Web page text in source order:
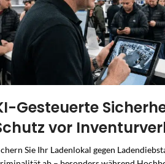
Gesteuerte
vor
Sie Ihr Ladenlokal gegen